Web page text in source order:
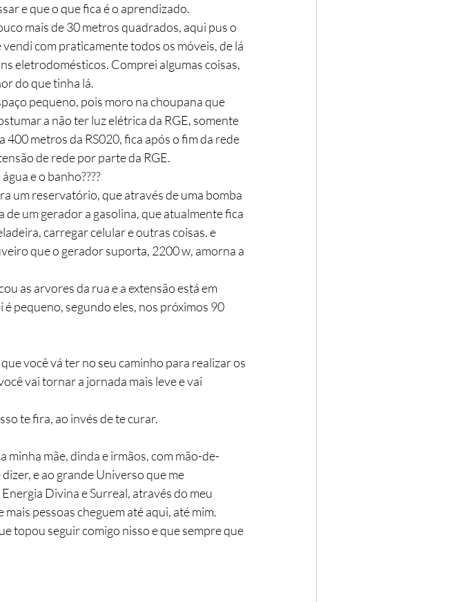
e que o que fica é o aprendizado.
mais de 30 metros quadrados, aqui pus o
com praticamente todos os móveis, de lá
eletrodomésticos. Comprei algumas coisas,
do que tinha lá.
pequeno, pois moro na choupana que
a não ter luz elétrica da RGE, somente
metros da RS020, fica após o fim da rede
de rede por parte da RGE.
e o banho????
um reservatório, que através de uma bomba
de um gerador a gasolina, que atualmente fica
carregar celular e outras coisas. e
que o gerador suporta, 2200 w, amorna a
as arvores da rua e a extensão está em
pequeno, segundo eles, nos próximos 90
você vá ter no seu caminho para realizar os
vai tornar a jornada mais leve e vai
te fira, ao invés de te curar.
mãe, dinda e irmãos, com mão-de-
e ao grande Universo que me
Divina e Surreal, através do meu
pessoas cheguem até aqui, até mim.
topou seguir comigo nisso e que sempre que